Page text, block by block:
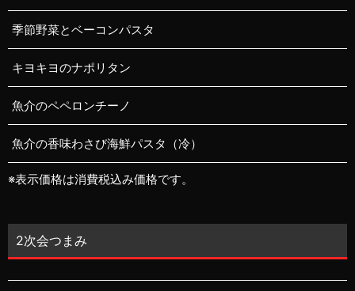
季節野菜とベーコンパスタ
キヨキヨのナポリタン
魚介のペペロンチーノ
魚介の香味わさび海鮮パスタ（冷）
※表示価格は消費税込み価格です。
2次会つまみ